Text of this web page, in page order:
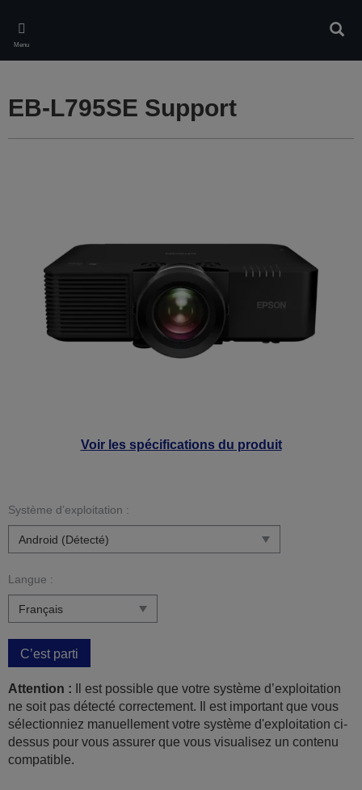
main
content
Menu
Voir les spécifications du produit
EB-L795SE Support
Système d’exploitation :
Langue :
C’est parti
Attention : Il est possible que votre système d’exploitation
ne soit pas détecté correctement. Il est important que vous
sélectionniez manuellement votre système d'exploitation ci-
dessus pour vous assurer que vous visualisez un contenu
compatible.